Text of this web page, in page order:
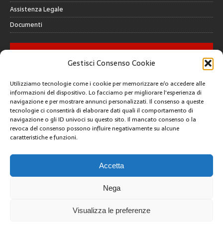
Gestisci Consenso Cookie
Utilizziamo tecnologie come i cookie per memorizzare e/o accedere alle
informazioni del dispositivo. Lo facciamo per migliorare l'esperienza di
navigazione e per mostrare annunci personalizzati. Il consenso a queste
tecnologie ci consentirà di elaborare dati quali il comportamento di
navigazione o gli ID univoci su questo sito. Il mancato consenso o la
revoca del consenso possono influire negativamente su alcune
caratteristiche e funzioni.
Accetta
Nega
Visualizza le preferenze
Assistenza Legale
Documenti
GALLERY
CREATIVE COMMONS
Questa opera è concessa in licenza con i termini